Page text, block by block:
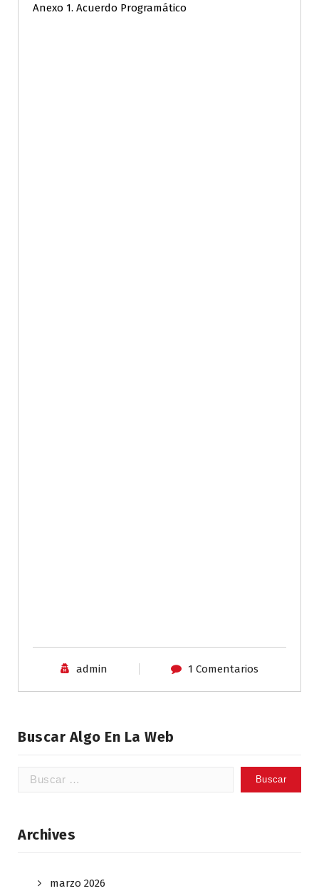
Anexo 1. Acuerdo Programático
admin 1 Comentarios
Buscar Algo En La Web
Buscar:
Archives
marzo 2026